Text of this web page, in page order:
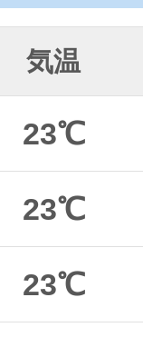
気温
23℃
23℃
23℃